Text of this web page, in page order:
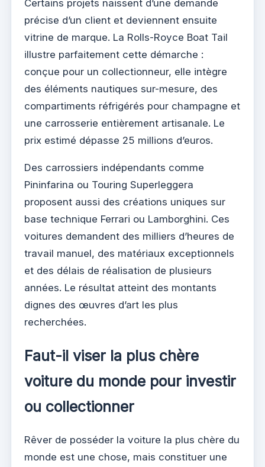
Certains projets naissent d’une demande
précise d’un client et deviennent ensuite
vitrine de marque. La Rolls-Royce Boat Tail
illustre parfaitement cette démarche :
conçue pour un collectionneur, elle intègre
des éléments nautiques sur-mesure, des
compartiments réfrigérés pour champagne et
une carrosserie entièrement artisanale. Le
prix estimé dépasse 25 millions d’euros.
Des carrossiers indépendants comme
Pininfarina ou Touring Superleggera
proposent aussi des créations uniques sur
base technique Ferrari ou Lamborghini. Ces
voitures demandent des milliers d’heures de
travail manuel, des matériaux exceptionnels
et des délais de réalisation de plusieurs
années. Le résultat atteint des montants
dignes des œuvres d’art les plus
recherchées.
Faut-il viser la plus chère
voiture du monde pour investir
ou collectionner
Rêver de posséder la voiture la plus chère du
monde est une chose, mais constituer une